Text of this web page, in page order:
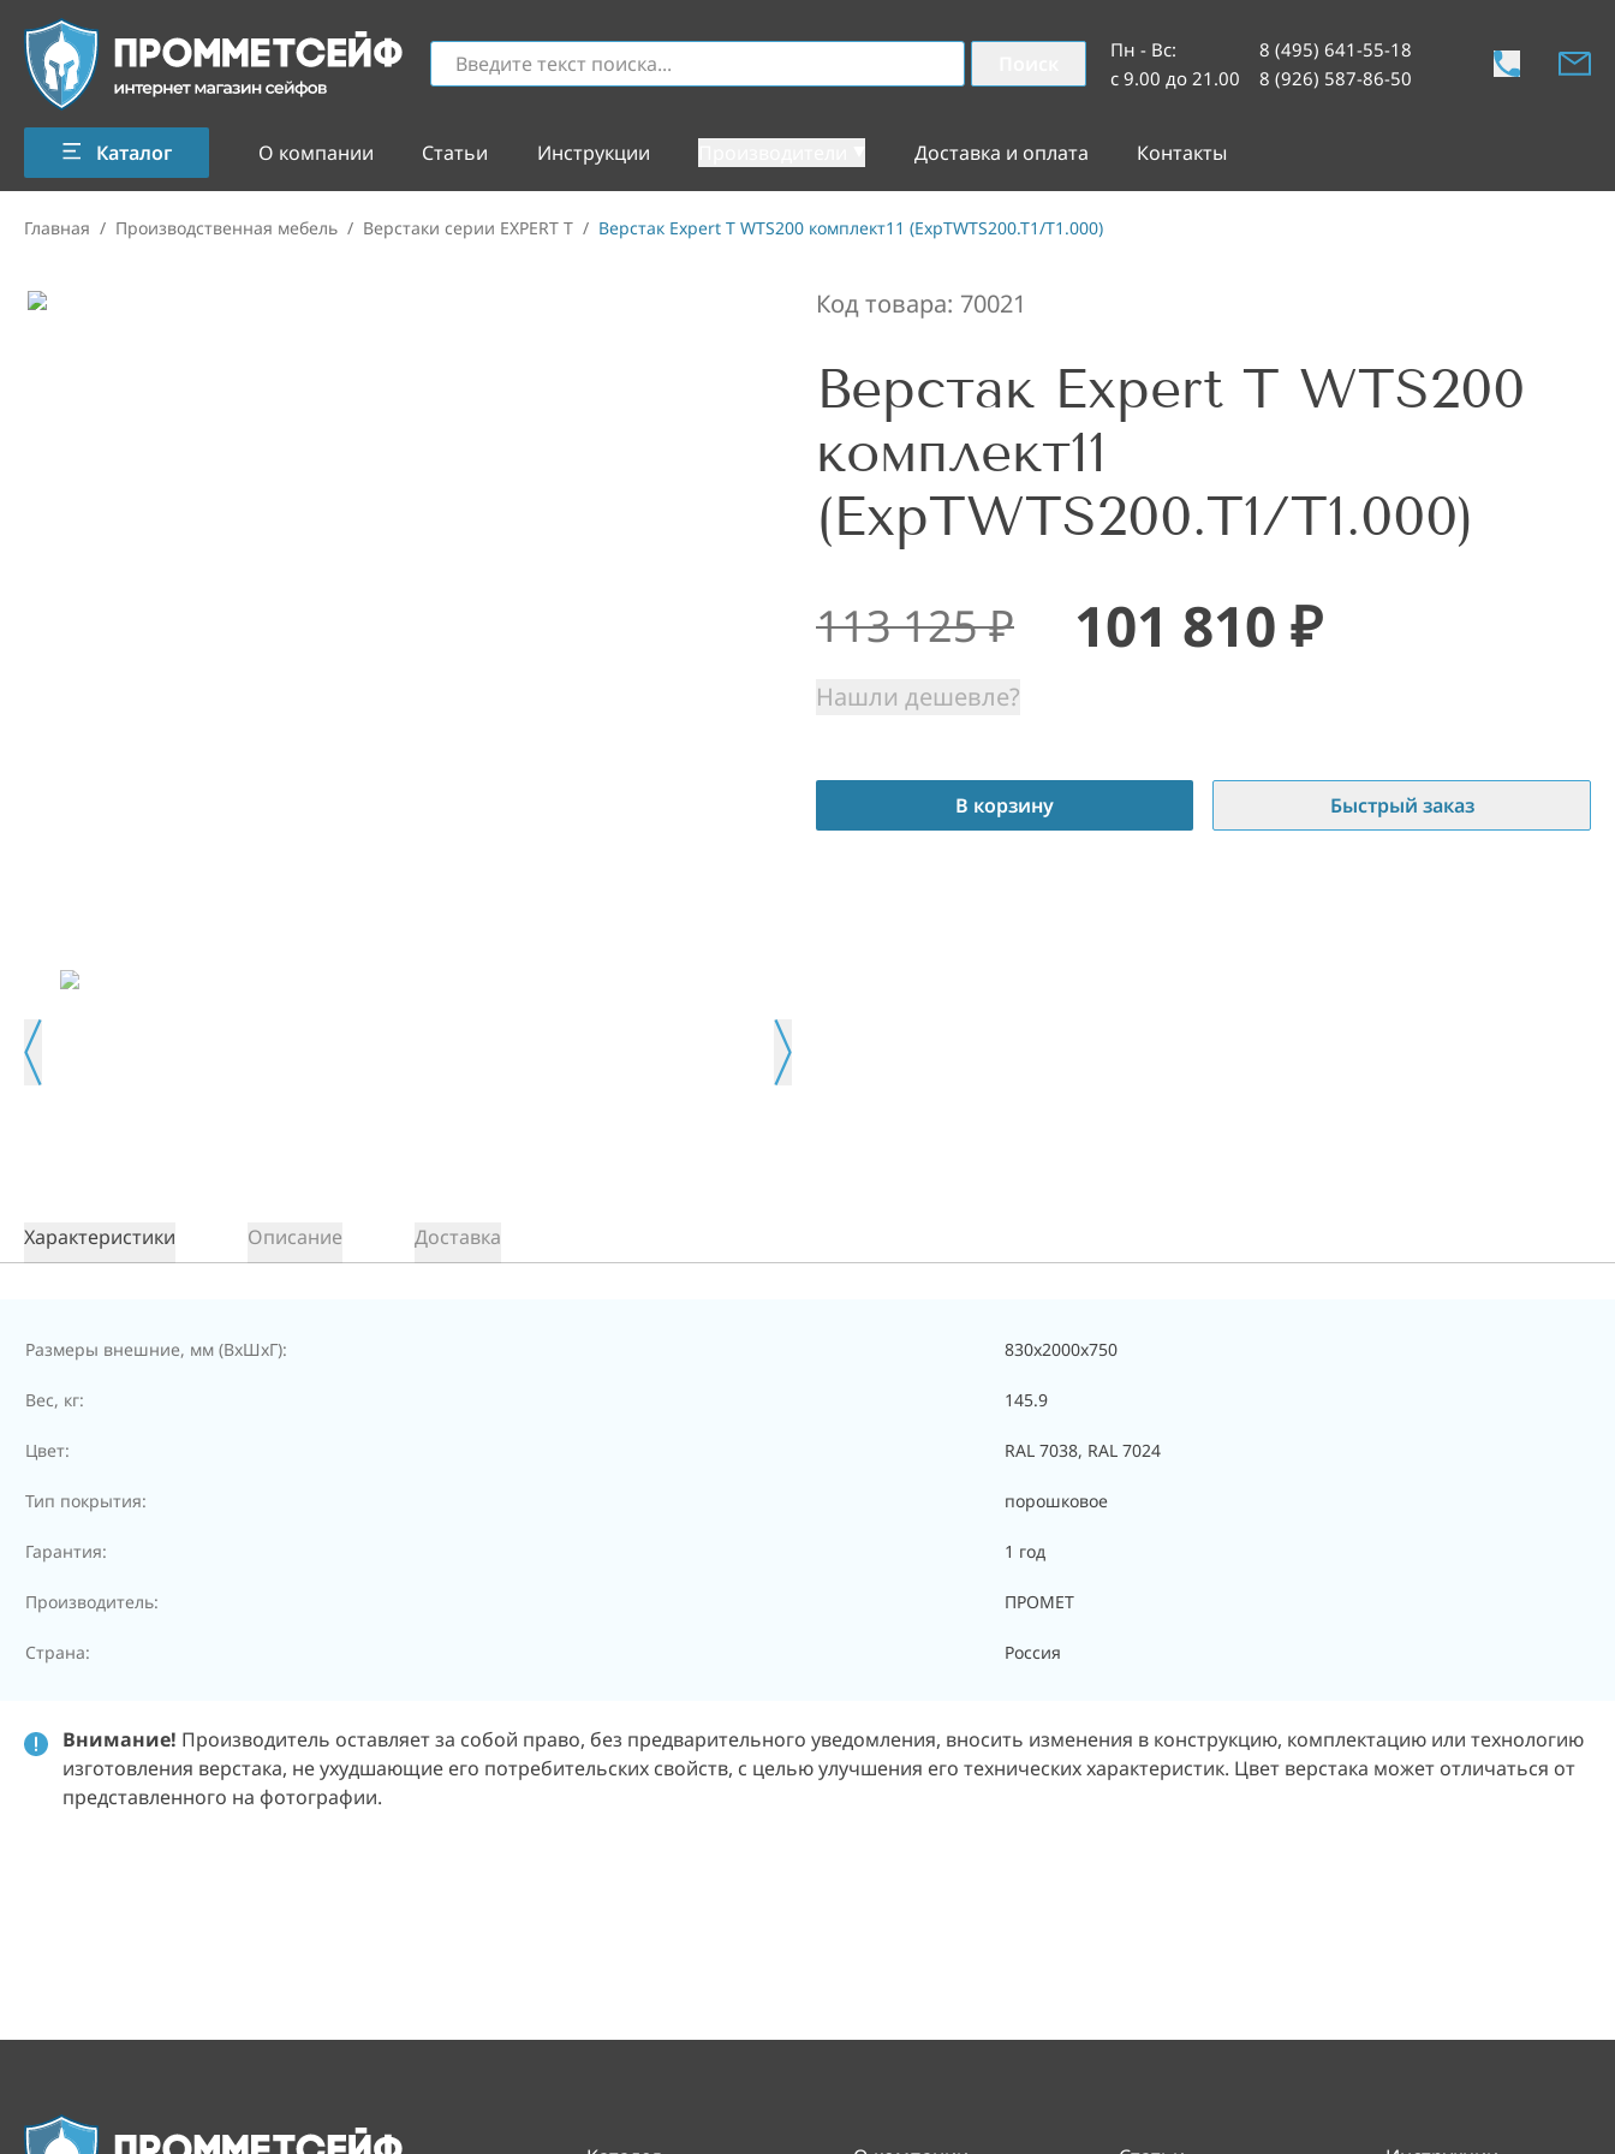
Пн - Вс:
с 9.00 до 21.00
8 (495) 641-55-18
8 (926) 587-86-50
Каталог О компании Статьи Инструкции Доставка и оплата Контакты
Главная / Производственная мебель / Верстаки серии EXPERT T / Верстак Expert T WTS200 комплект11 (ExpTWTS200.T1/T1.000)
Код товара: 70021
Верстак Expert T WTS200
комплект11
(ExpTWTS200.T1/T1.000)
113 125₽ 101 810 ₽
Нашли дешевле?
В корзину Быстрый заказ
Характеристики Описание Доставка
Размеры внешние, мм (ВхШхГ): 830x2000x750
Вес, кг: 145.9
Цвет: RAL 7038, RAL 7024
Тип покрытия: порошковое
Гарантия: 1 год
Производитель: ПРОМЕТ
Страна: Россия
Внимание! Производитель оставляет за собой право, без предварительного уведомления, вносить изменения в конструкцию, комплектацию или технологию
изготовления верстака, не ухудшающие его потребительских свойств, с целью улучшения его технических характеристик. Цвет верстака может отличаться от
представленного на фотографии.